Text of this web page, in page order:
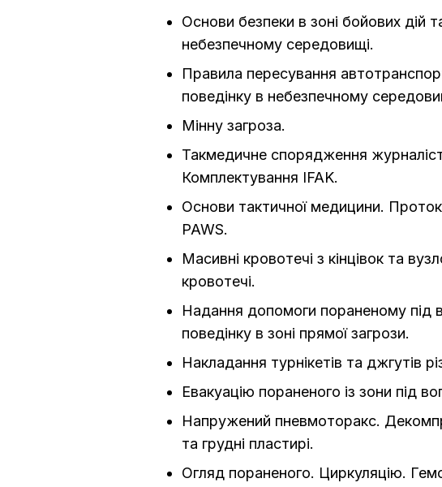
Основи безпеки в зоні бойових дій
небезпечному середовищі.
Правила пересування
поведінку в небезпечному
Мінну загроза.
Такмедичне спорядження
Комплектування IFAK.
Основи тактичної медицини.
PAWS.
Масивні кровотечі з кінцівок та
кровотечі.
Надання допомоги пораненому під
поведінку в зоні прямої загрози.
Накладання турнікетів та джгутів
Евакуацію пораненого із зони під
Напружений пневмоторакс.
та грудні пластирі.
Огляд пораненого. Циркуляцію.